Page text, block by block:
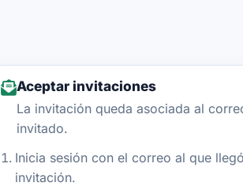
Aceptar invitaciones
La invitación queda asociada al
invitado.
Inicia sesión con el correo al que
invitación.